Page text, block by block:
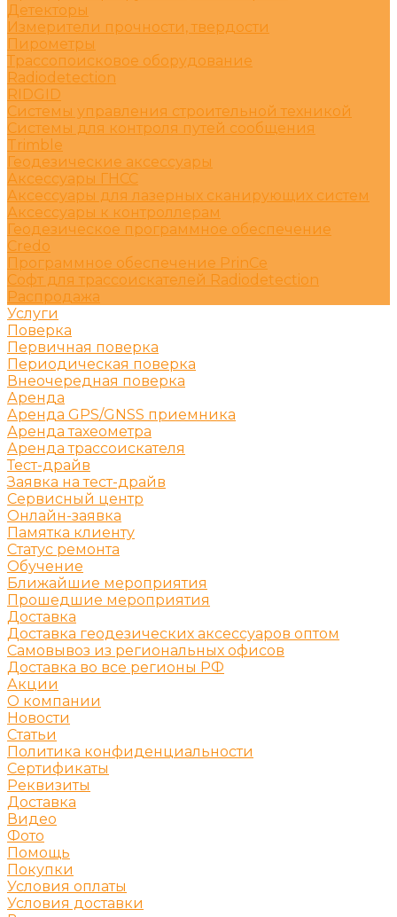
Детекторы
Измерители прочности, твердости
Пирометры
Трассопоисковое оборудование
Radiodetection
RIDGID
Системы управления строительной техникой
Системы для контроля путей сообщения
Trimble
Геодезические аксессуары
Аксессуары ГНСС
Аксессуары для лазерных сканирующих систем
Аксессуары к контроллерам
Геодезическое программное обеспечение
Credo
Программное обеспечение PrinCe
Софт для трассоискателей Radiodetection
Распродажа
Услуги
Поверка
Первичная поверка
Периодическая поверка
Внеочередная поверка
Аренда
Аренда GPS/GNSS приемника
Аренда тахеометра
Аренда трассоискателя
Тест-драйв
Заявка на тест-драйв
Сервисный центр
Онлайн-заявка
Памятка клиенту
Статус ремонта
Обучение
Ближайшие мероприятия
Прошедшие мероприятия
Доставка
Доставка геодезических аксессуаров оптом
Самовывоз из региональных офисов
Доставка во все регионы РФ
Акции
О компании
Новости
Статьи
Политика конфиденциальности
Сертификаты
Реквизиты
Доставка
Видео
Фото
Помощь
Покупки
Условия оплаты
Условия доставки